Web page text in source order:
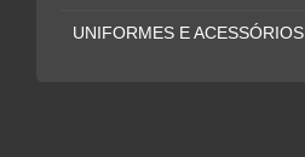
UNIFORMES E ACESSÓRIOS